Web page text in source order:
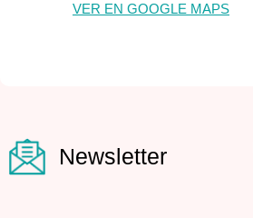
VER EN GOOGLE MAPS
Newsletter